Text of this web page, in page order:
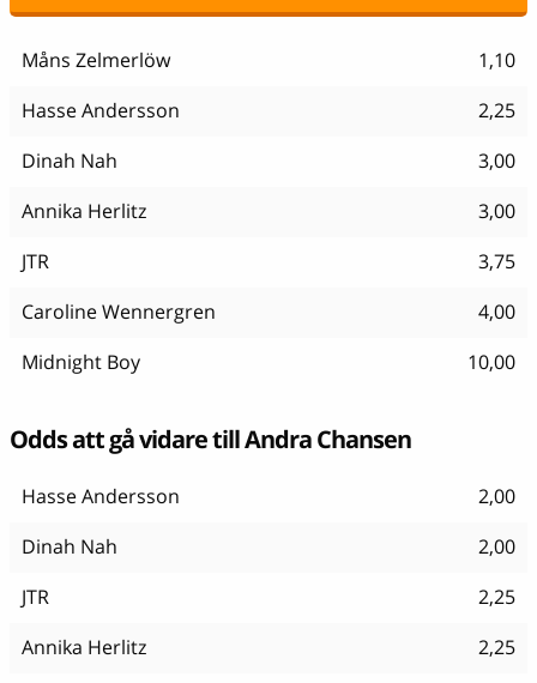
Måns Zelmerlöw
1,10
Hasse Andersson
2,25
Dinah Nah
3,00
Annika Herlitz
3,00
JTR
3,75
Caroline Wennergren
4,00
Midnight Boy
10,00
Odds att gå vidare till Andra Chansen
Hasse Andersson
2,00
Dinah Nah
2,00
JTR
2,25
Annika Herlitz
2,25